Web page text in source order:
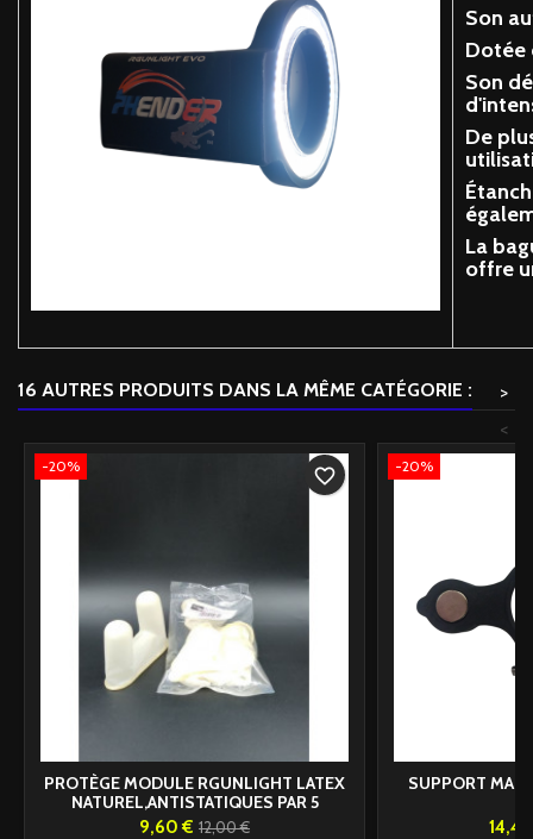
Son
Dotée
Son
De
La
offre
16 AUTRES PRODUITS DANS LA MÊME CATÉGORIE :
>
<
-20%
PROTÈGE MODULE RGUNLIGHT LATEX
NATUREL,ANTISTATIQUES PAR 5
Prix
9,60 € Prix
12,00 €
favorite_border -20%
SUPPORT
Prix